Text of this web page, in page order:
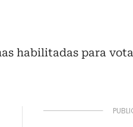
habilitadas para